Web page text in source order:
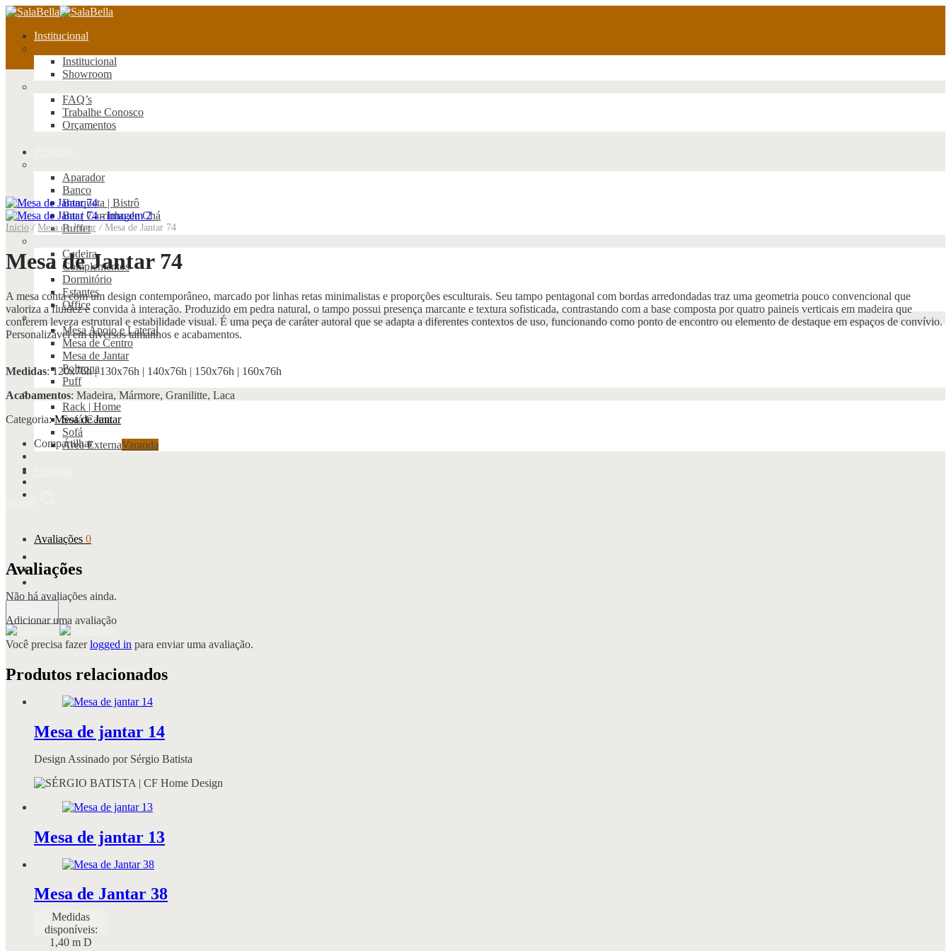
Institucional
Institucional
Showroom
FAQ’s
Trabalhe Conosco
Orçamentos
Aparador
Banco
Banqueta | Bistrô
Bar | Carrinho de Chá
Buffet
Cadeira
Complementos
Dormitório
Estantes
Office
Mesa Apoio e Lateral
Mesa de Centro
Mesa de Jantar
Poltrona
Puff
Rack | Home
Sofá Cama
Sofá
Área ExternaVaranda
Menu
Início / Mesa de Jantar /Mesa de Jantar 74
Mesa de Jantar 74
A mesa conta com um design contemporâneo, marcado por linhas retas minimalistas e proporções esculturais. Seu tampo pentagonal com bordas arredondadas traz uma geometria pouco convencional que
valoriza a fluidez e convida à interação. Produzido em pedra natural, o tampo possui presença marcante e textura sofisticada, contrastando com a base composta por quatro paineis verticais em madeira que
conferem leveza estrutural e estabilidade visual. É uma peça de caráter autoral que se adapta a diferentes contextos de uso, funcionando como ponto de encontro ou elemento de destaque em espaços de convívio.
Personalizável em diversos tamanhos e acabamentos.
Medidas: 120x76h | 130x76h | 140x76h | 150x76h | 160x76h
Acabamentos: Madeira, Mármore, Granilitte, Laca
Categoria:Mesa de Jantar
Compartilhar
Avaliações 0
Avaliações
Não há avaliações ainda.
Adicionar uma avaliação
Você precisa fazerlogged in para enviar uma avaliação.
Produtos relacionados
Mesa de jantar 14
Design Assinado por Sérgio Batista
Mesa de jantar 13
Mesa de Jantar 38
Medidas
disponíveis:
1,40 m D